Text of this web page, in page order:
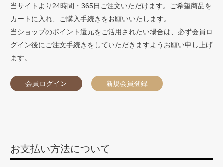
当サイトより24時間・365日ご注文いただけます。ご希望商品を
カートに入れ、ご購入手続きをお願いいたします。
当ショップのポイント還元をご活用されたい場合は、必ず会員ロ
グイン後にご注文手続きをしていただきますようお願い申し上げ
ます。
会員ログイン 新規会員登録
お支払い方法について